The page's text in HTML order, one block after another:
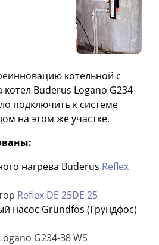
котельной с
Buderus Logano G234
подключить к системе
на этом же участке.
нагрева Buderus Reflex
Reflex DE 25DE 25
насос Grundfos (Грундфос)
G234-38 WS